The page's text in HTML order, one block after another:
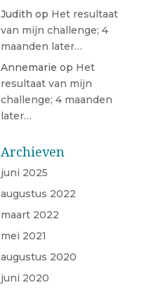
Judith op Het resultaat
van mijn challenge; 4
maanden later…
Annemarie op Het
resultaat van mijn
challenge; 4 maanden
later…
Archieven
juni 2025
augustus 2022
maart 2022
mei 2021
augustus 2020
juni 2020